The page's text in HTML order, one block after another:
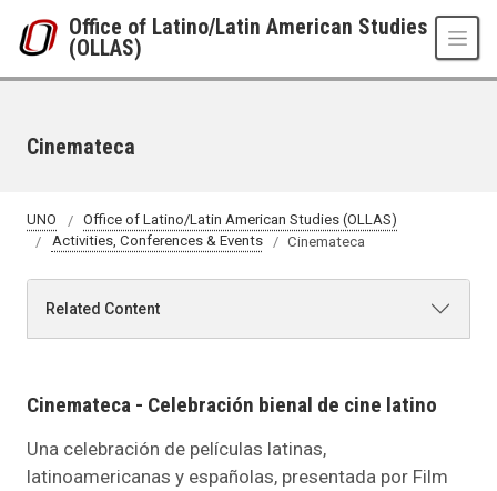
Office of Latino/Latin American Studies
(OLLAS)
Cinemateca
UNO
Office of Latino/Latin American Studies (OLLAS)
Activities, Conferences & Events
Cinemateca
Related Content
Cinemateca - Celebración bienal de cine latino
Una celebración de películas latinas,
latinoamericanas y españolas, presentada por Film